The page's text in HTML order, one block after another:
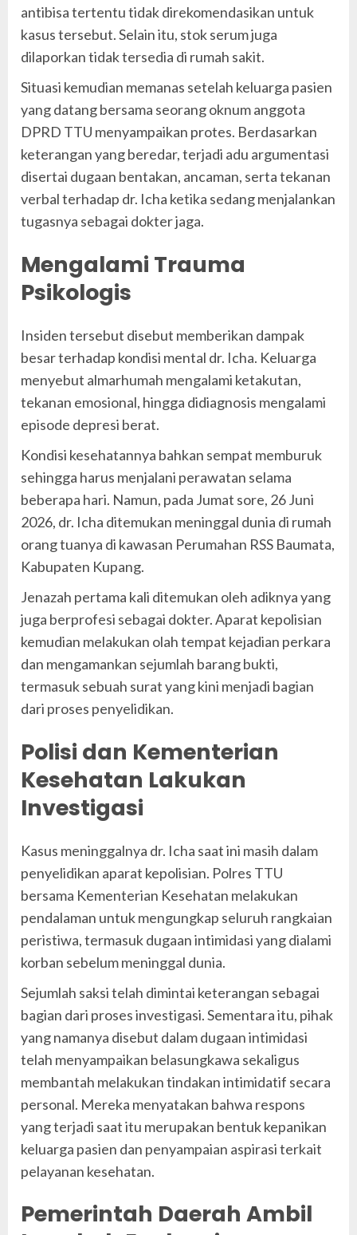
antibisa tertentu tidak direkomendasikan untuk
kasus tersebut. Selain itu, stok serum juga
dilaporkan tidak tersedia di rumah sakit.
Situasi kemudian memanas setelah keluarga pasien
yang datang bersama seorang oknum anggota
DPRD TTU menyampaikan protes. Berdasarkan
keterangan yang beredar, terjadi adu argumentasi
disertai dugaan bentakan, ancaman, serta tekanan
verbal terhadap dr. Icha ketika sedang menjalankan
tugasnya sebagai dokter jaga.
Mengalami Trauma
Psikologis
Insiden tersebut disebut memberikan dampak
besar terhadap kondisi mental dr. Icha. Keluarga
menyebut almarhumah mengalami ketakutan,
tekanan emosional, hingga didiagnosis mengalami
episode depresi berat.
Kondisi kesehatannya bahkan sempat memburuk
sehingga harus menjalani perawatan selama
beberapa hari. Namun, pada Jumat sore, 26 Juni
2026, dr. Icha ditemukan meninggal dunia di rumah
orang tuanya di kawasan Perumahan RSS Baumata,
Kabupaten Kupang.
Jenazah pertama kali ditemukan oleh adiknya yang
juga berprofesi sebagai dokter. Aparat kepolisian
kemudian melakukan olah tempat kejadian perkara
dan mengamankan sejumlah barang bukti,
termasuk sebuah surat yang kini menjadi bagian
dari proses penyelidikan.
Polisi dan Kementerian
Kesehatan Lakukan
Investigasi
Kasus meninggalnya dr. Icha saat ini masih dalam
penyelidikan aparat kepolisian. Polres TTU
bersama Kementerian Kesehatan melakukan
pendalaman untuk mengungkap seluruh rangkaian
peristiwa, termasuk dugaan intimidasi yang dialami
korban sebelum meninggal dunia.
Sejumlah saksi telah dimintai keterangan sebagai
bagian dari proses investigasi. Sementara itu, pihak
yang namanya disebut dalam dugaan intimidasi
telah menyampaikan belasungkawa sekaligus
membantah melakukan tindakan intimidatif secara
personal. Mereka menyatakan bahwa respons
yang terjadi saat itu merupakan bentuk kepanikan
keluarga pasien dan penyampaian aspirasi terkait
pelayanan kesehatan.
Pemerintah Daerah Ambil